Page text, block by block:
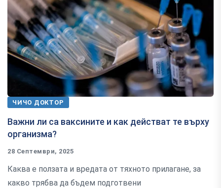
ЧИЧО ДОКТОР
Важни ли са ваксините и как действат те върху
организма?
28 Септември, 2025
Каква е ползата и вредата от тяхното прилагане, за
какво трябва да бъдем подготвени